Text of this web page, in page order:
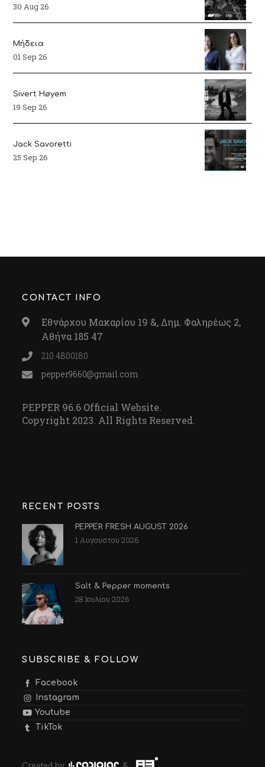
30 Aug 26
Μήδεια
01 Sep 26
Sivert Høyem
19 Sep 26
Jack Savoretti
25 Sep 26
CONTACT INFO
Εθνάρχου Μακαρίου 19 &, Δημ. Φαληρέως 2,
Αθήνα 185 47
210 4800180
pepper9660@gmail.com
PEPPER 96.6 Official Website.
Copyright 2023. All Rights Reserved.
RECENT POSTS
PEPPER FRESH AUGUST 2026
1 Αυγούστου 2026
Salt & Pepper moments
28 Ιουλίου 2026
SUBSCRIBE & FOLLOW
Facebook
Instagram
Youtube
TikTok